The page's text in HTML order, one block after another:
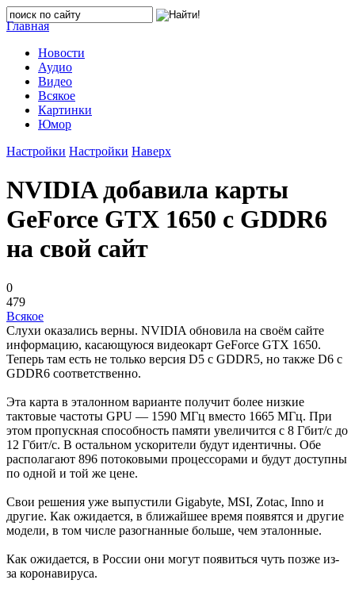
Главная
Новости
Аудио
Видео
Всякое
Картинки
Юмор
Настройки Настройки Наверх
NVIDIA добавила карты
GeForce GTX 1650 с GDDR6
на свой сайт
0
479
Всякое
Слухи оказались верны. NVIDIA обновила на своём сайте
информацию, касающуюся видеокарт GeForce GTX 1650.
Теперь там есть не только версия D5 с GDDR5, но также D6 с
GDDR6 соответственно.
Эта карта в эталонном варианте получит более низкие
тактовые частоты GPU — 1590 МГц вместо 1665 МГц. При
этом пропускная способность памяти увеличится с 8 Гбит/с до
12 Гбит/с. В остальном ускорители будут идентичны. Обе
располагают 896 потоковыми процессорами и будут доступны
по одной и той же цене.
Свои решения уже выпустили Gigabyte, MSI, Zotac, Inno и
другие. Как ожидается, в ближайшее время появятся и другие
модели, в том числе разогнанные больше, чем эталонные.
Как ожидается, в России они могут появиться чуть позже из-
за коронавируса.